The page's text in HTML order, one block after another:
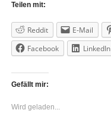
Teilen mit:
Reddit E-Mail
Facebook
LinkedIn
Gefällt mir:
Wird geladen...